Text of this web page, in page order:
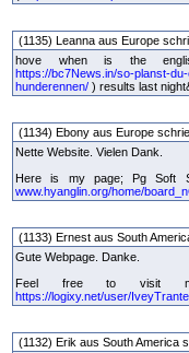
(1135) Leanna aus Europe
hove when is the
https://bc7News.in/so-planst-
hunderennen/ ) results last
(1134) Ebony aus Europe
Nette Website. Vielen Dank.
Here is my page; Pg Soft
www.hyanglin.org/home/
(1133) Ernest aus South
Gute Webpage. Danke.
Feel free to visit
https://logixy.net/user/
(1132) Erik aus South America